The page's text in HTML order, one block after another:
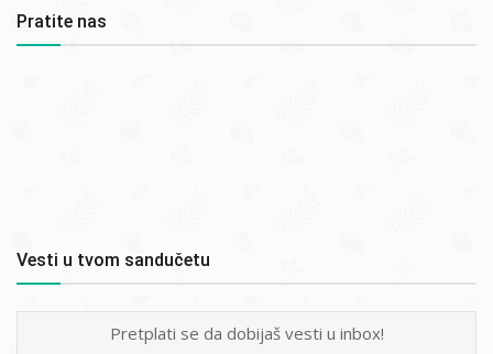
Pratite nas
Vesti u tvom sandučetu
Pretplati se da dobijaš vesti u inbox!